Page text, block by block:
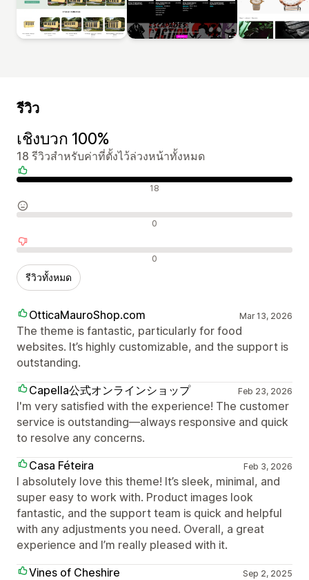
รีวิว
เชิงบวก 100%
18 รีวิวสำหรับค่าที่ตั้งไว้ล่วงหน้าทั้งหมด
รีวิวเชิงบวก 18
รีวิวที่เป็นกลาง 0
รีวิวเชิงลบ 0
รีวิวทั้งหมด
OtticaMauroShop.com Mar 13, 2026
The theme is fantastic, particularly for food
websites. It’s highly customizable, and the support is
outstanding.
Capella公式オンラインショップ
Feb 23, 2026
I'm very satisfied with the experience! The customer
service is outstanding—always responsive and quick
to resolve any concerns.
Casa Féteira
Feb 3, 2026
I absolutely love this theme! It’s sleek, minimal, and
super easy to work with. Product images look
fantastic, and the support team is quick and helpful
with any adjustments you need. Overall, a great
experience and I’m really pleased with it.
Vines of Cheshire
Sep 2, 2025